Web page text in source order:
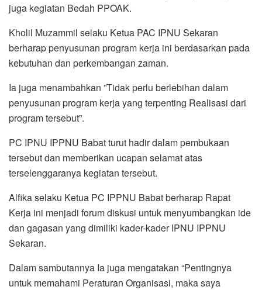
juga kegiatan Bedah PPOAK.
Kholil Muzammil selaku Ketua PAC IPNU Sekaran
berharap penyusunan program kerja ini berdasarkan pada
kebutuhan dan perkembangan zaman.
Ia juga menambahkan ”Tidak perlu berlebihan dalam
penyusunan program kerja yang terpenting Realisasi dari
program tersebut”.
PC IPNU IPPNU Babat turut hadir dalam pembukaan
tersebut dan memberikan ucapan selamat atas
terselenggaranya kegiatan tersebut.
Alfika selaku Ketua PC IPPNU Babat berharap Rapat
Kerja ini menjadi forum diskusi untuk menyumbangkan ide
dan gagasan yang dimiliki kader-kader IPNU IPPNU
Sekaran.
Dalam sambutannya Ia juga mengatakan “Pentingnya
untuk memahami Peraturan Organisasi, maka saya